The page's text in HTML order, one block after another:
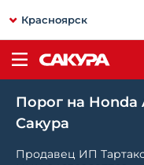
Красноярск
Порог на Honda
Сакура
Продавец ИП